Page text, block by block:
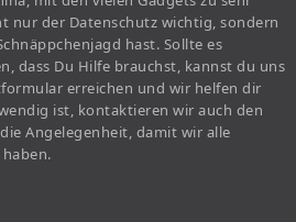
nur der Datenschutz wichtig, sondern
hast. Sollte es
dass Du Hilfe brauchst, kannst du uns
erreichen und wir helfen dir
ist, kontaktieren wir auch den
Angelegenheit, damit wir alle